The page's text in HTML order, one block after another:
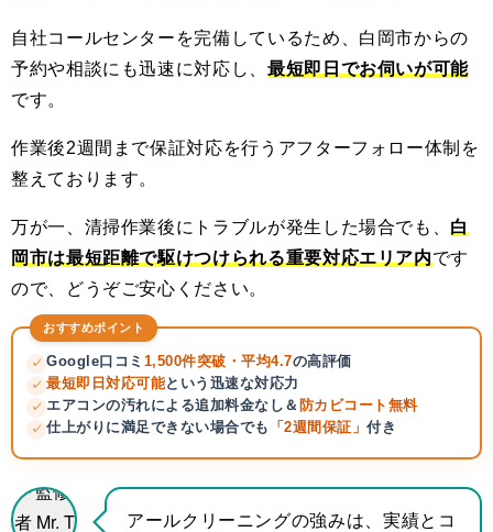
自社コールセンターを完備しているため、白岡市からの
予約や相談にも迅速に対応し、 最短即日でお伺いが可能
です。
作業後2週間まで保証対応を行うアフターフォロー体制を
整えております。
万が一、清掃作業後にトラブルが発生した場合でも、 白
岡市は最短距離で駆けつけられる重要対応エリア内です
ので、どうぞご安心ください。
おすすめポイント
✓ Google口コミ 1,500件突破・平均4.7の高評価
✓ 最短即日対応可能という迅速な対応力
✓ エアコンの汚れによる追加料金なし＆ 防カビコート無料
✓ 仕上がりに満足できない場合でも 「2週間保証」 付き
アールクリーニングの強みは、実績とコ